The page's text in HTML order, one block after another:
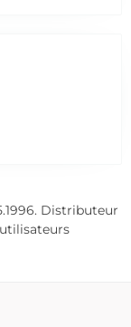
Distributeur